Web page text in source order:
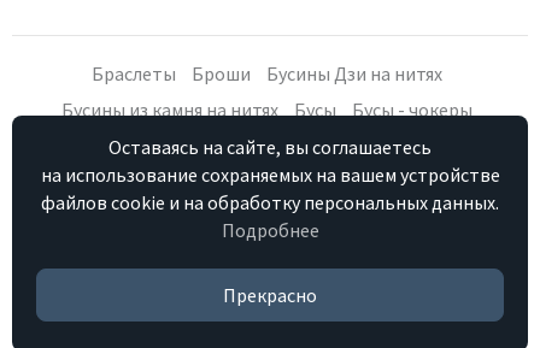
Браслеты Броши
Бусины Дзи на нитях
Бусины из камня на нитях
Бусы
Бусы - чокеры
Кольца, серьги
Кулоны
Наборы (бусы, браслет, серьги)
Распродажа
Сувениры из камня Фурнитура Четки
Контакты Как купить
Оставаясь на сайте, вы соглашаетесь
на использование сохраняемых на вашем устройстве
файлов cookie и на обработку персональных данных.
Подробнее
Прекрасно